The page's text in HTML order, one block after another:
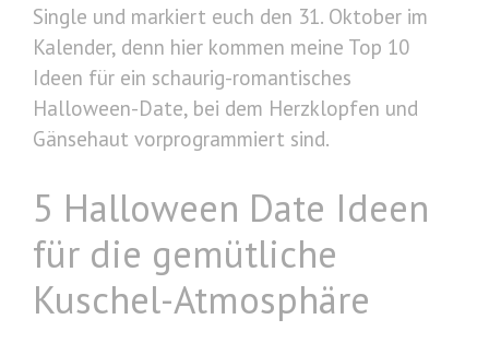
Single und markiert euch den 31. Oktober im
Kalender, denn hier kommen meine Top 10
Ideen für ein schaurig-romantisches
Halloween-Date, bei dem Herzklopfen und
Gänsehaut vorprogrammiert sind.
5 Halloween Date Ideen
für die gemütliche
Kuschel-Atmosphäre